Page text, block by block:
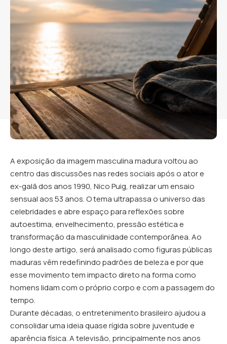
A exposição da imagem masculina madura voltou ao
centro das discussões nas redes sociais após o ator e
ex-galã dos anos 1990, Nico Puig, realizar um ensaio
sensual aos 53 anos. O tema ultrapassa o universo das
celebridades e abre espaço para reflexões sobre
autoestima, envelhecimento, pressão estética e
transformação da masculinidade contemporânea. Ao
longo deste artigo, será analisado como figuras públicas
maduras vêm redefinindo padrões de beleza e por que
esse movimento tem impacto direto na forma como
homens lidam com o próprio corpo e com a passagem do
tempo.
Durante décadas, o entretenimento brasileiro ajudou a
consolidar uma ideia quase rígida sobre juventude e
aparência física. A televisão, principalmente nos anos